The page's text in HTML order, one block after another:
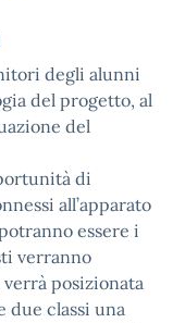
degli alunni
del progetto, al
del
di
all’apparato
essere i
verranno
posizionata
due classi una